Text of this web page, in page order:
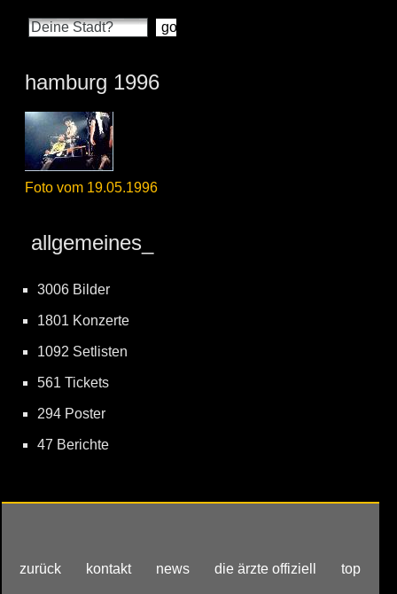
hamburg 1996
Foto vom 19.05.1996
allgemeines_
3006 Bilder
1801 Konzerte
1092 Setlisten
561 Tickets
294 Poster
47 Berichte
zurück kontakt news die ärzte offiziell top